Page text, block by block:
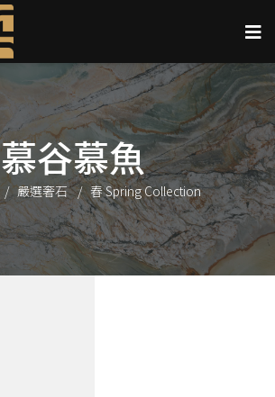
慕谷慕魚
嚴選奢石 春 Spring Collection